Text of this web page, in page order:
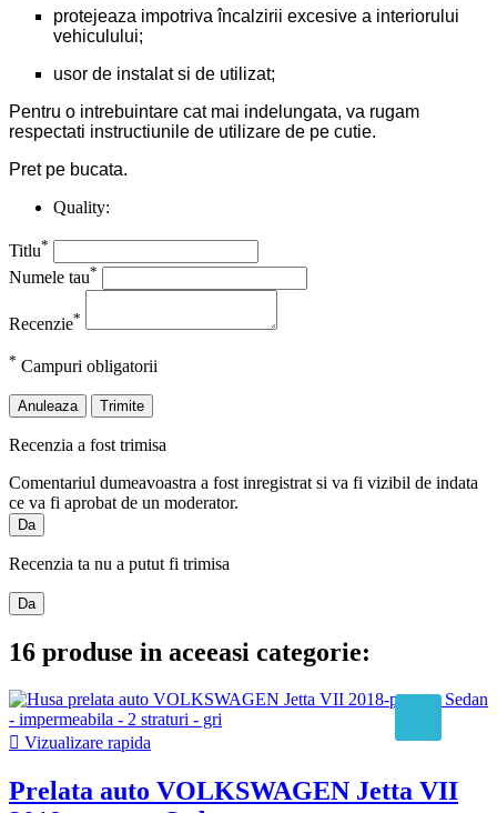
protejeaza impotriva încalzirii excesive a interiorului
vehiculului;
usor de instalat si de utilizat;
Pentru o intrebuintare cat mai indelungata, va rugam
respectati instructiunile de utilizare de pe cutie.
Pret pe bucata.
Quality:
Titlu*
Numele tau*
Recenzie*
* Campuri obligatorii
Anuleaza Trimite
Recenzia a fost trimisa
Comentariul dumeavoastra a fost inregistrat si va fi vizibil de indata
ce va fi aprobat de un moderator.
Da
Recenzia ta nu a putut fi trimisa
Da
16 produse in aceeasi categorie:
 Vizualizare rapida
Prelata auto VOLKSWAGEN Jetta VII